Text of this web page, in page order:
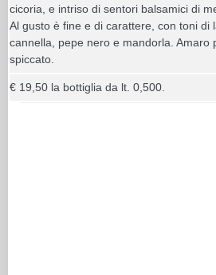
cicoria, e intriso di sentori balsamici di
Al gusto è fine e di carattere, con toni di
cannella, pepe nero e mandorla. Amaro
spiccato.
€ 19,50 la bottiglia da lt. 0,500.